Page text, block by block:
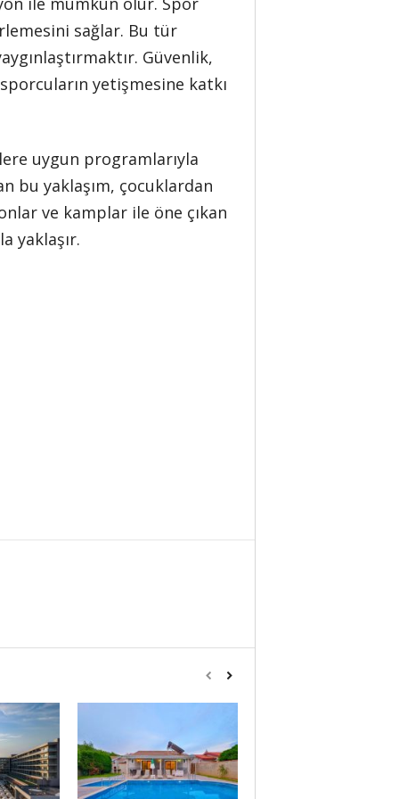
sağlar. Bu tür
Güvenlik,
yetişmesine katkı
uygun programlarıyla
bu yaklaşım, çocuklardan
ve kamplar ile öne çıkan
yaklaşır.